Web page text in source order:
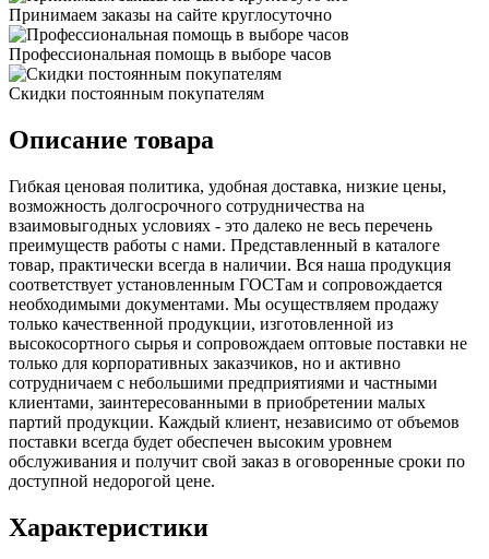
Принимаем заказы на сайте круглосуточно
Профессиональная помощь в выборе часов
Скидки постоянным покупателям
Описание товара
Гибкая ценовая политика, удобная доставка, низкие цены,
возможность долгосрочного сотрудничества на
взаимовыгодных условиях - это далеко не весь перечень
преимуществ работы с нами. Представленный в каталоге
товар, практически всегда в наличии. Вся наша продукция
соответствует установленным ГОСТам и сопровождается
необходимыми документами. Мы осуществляем продажу
только качественной продукции, изготовленной из
высокосортного сырья и сопровождаем оптовые поставки не
только для корпоративных заказчиков, но и активно
сотрудничаем с небольшими предприятиями и частными
клиентами, заинтересованными в приобретении малых
партий продукции. Каждый клиент, независимо от объемов
поставки всегда будет обеспечен высоким уровнем
обслуживания и получит свой заказ в оговоренные сроки по
доступной недорогой цене.
Характеристики